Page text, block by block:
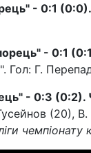
- 0:1
- 0:1
Гол: Г.
- 0:3 (0:2).
(20),
чемпіонату